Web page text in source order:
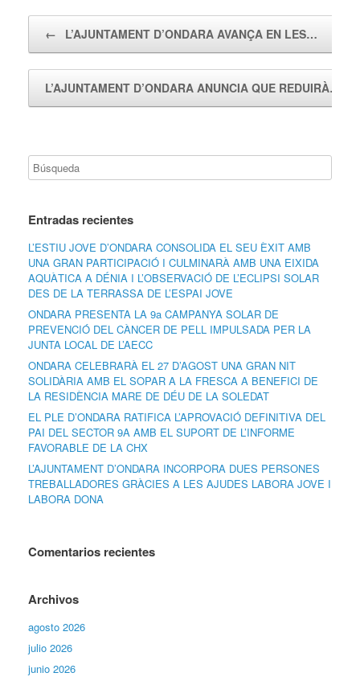
← L’AJUNTAMENT D’ONDARA AVANÇA EN LES…
L’AJUNTAMENT D’ONDARA ANUNCIA QUE REDUIRÀ…
Entradas recientes
L’ESTIU JOVE D’ONDARA CONSOLIDA EL SEU ÈXIT AMB
UNA GRAN PARTICIPACIÓ I CULMINARÀ AMB UNA EIXIDA
AQUÀTICA A DÉNIA I L’OBSERVACIÓ DE L’ECLIPSI SOLAR
DES DE LA TERRASSA DE L’ESPAI JOVE
ONDARA PRESENTA LA 9a CAMPANYA SOLAR DE
PREVENCIÓ DEL CÀNCER DE PELL IMPULSADA PER LA
JUNTA LOCAL DE L’AECC
ONDARA CELEBRARÀ EL 27 D’AGOST UNA GRAN NIT
SOLIDÀRIA AMB EL SOPAR A LA FRESCA A BENEFICI DE
LA RESIDÈNCIA MARE DE DÉU DE LA SOLEDAT
EL PLE D’ONDARA RATIFICA L’APROVACIÓ DEFINITIVA DEL
PAI DEL SECTOR 9A AMB EL SUPORT DE L’INFORME
FAVORABLE DE LA CHX
L’AJUNTAMENT D’ONDARA INCORPORA DUES PERSONES
TREBALLADORES GRÀCIES A LES AJUDES LABORA JOVE I
LABORA DONA
Comentarios recientes
Archivos
agosto 2026
julio 2026
junio 2026